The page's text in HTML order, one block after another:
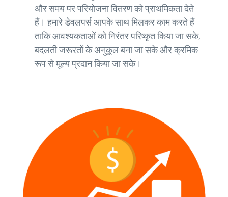
और समय पर परियोजना वितरण को प्राथमिकता देते
हैं। हमारे डेवलपर्स आपके साथ मिलकर काम करते हैं
ताकि आवश्यकताओं को निरंतर परिष्कृत किया जा सके,
बदलती जरूरतों के अनुकूल बना जा सके और क्रमिक
रूप से मूल्य प्रदान किया जा सके।